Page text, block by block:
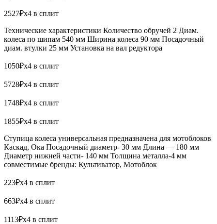
2527₽x4 в сплит
Технические характеристики Количество обручей 2 Диам.
колеса по шипам 540 мм Ширина колеса 90 мм Посадочный
диам. втулки 25 мм Установка на вал редуктора
1050₽x4 в сплит
5728₽x4 в сплит
1748₽x4 в сплит
1855₽x4 в сплит
Ступица колеса универсальная предназначена для мотоблоков
Каскад, Ока Посадочный диаметр- 30 мм Длина — 180 мм
Диаметр нижней части- 140 мм Толщина металла-4 мм
совместимые бренды: Культиватор, Мотоблок
223₽x4 в сплит
663₽x4 в сплит
1113₽x4 в сплит